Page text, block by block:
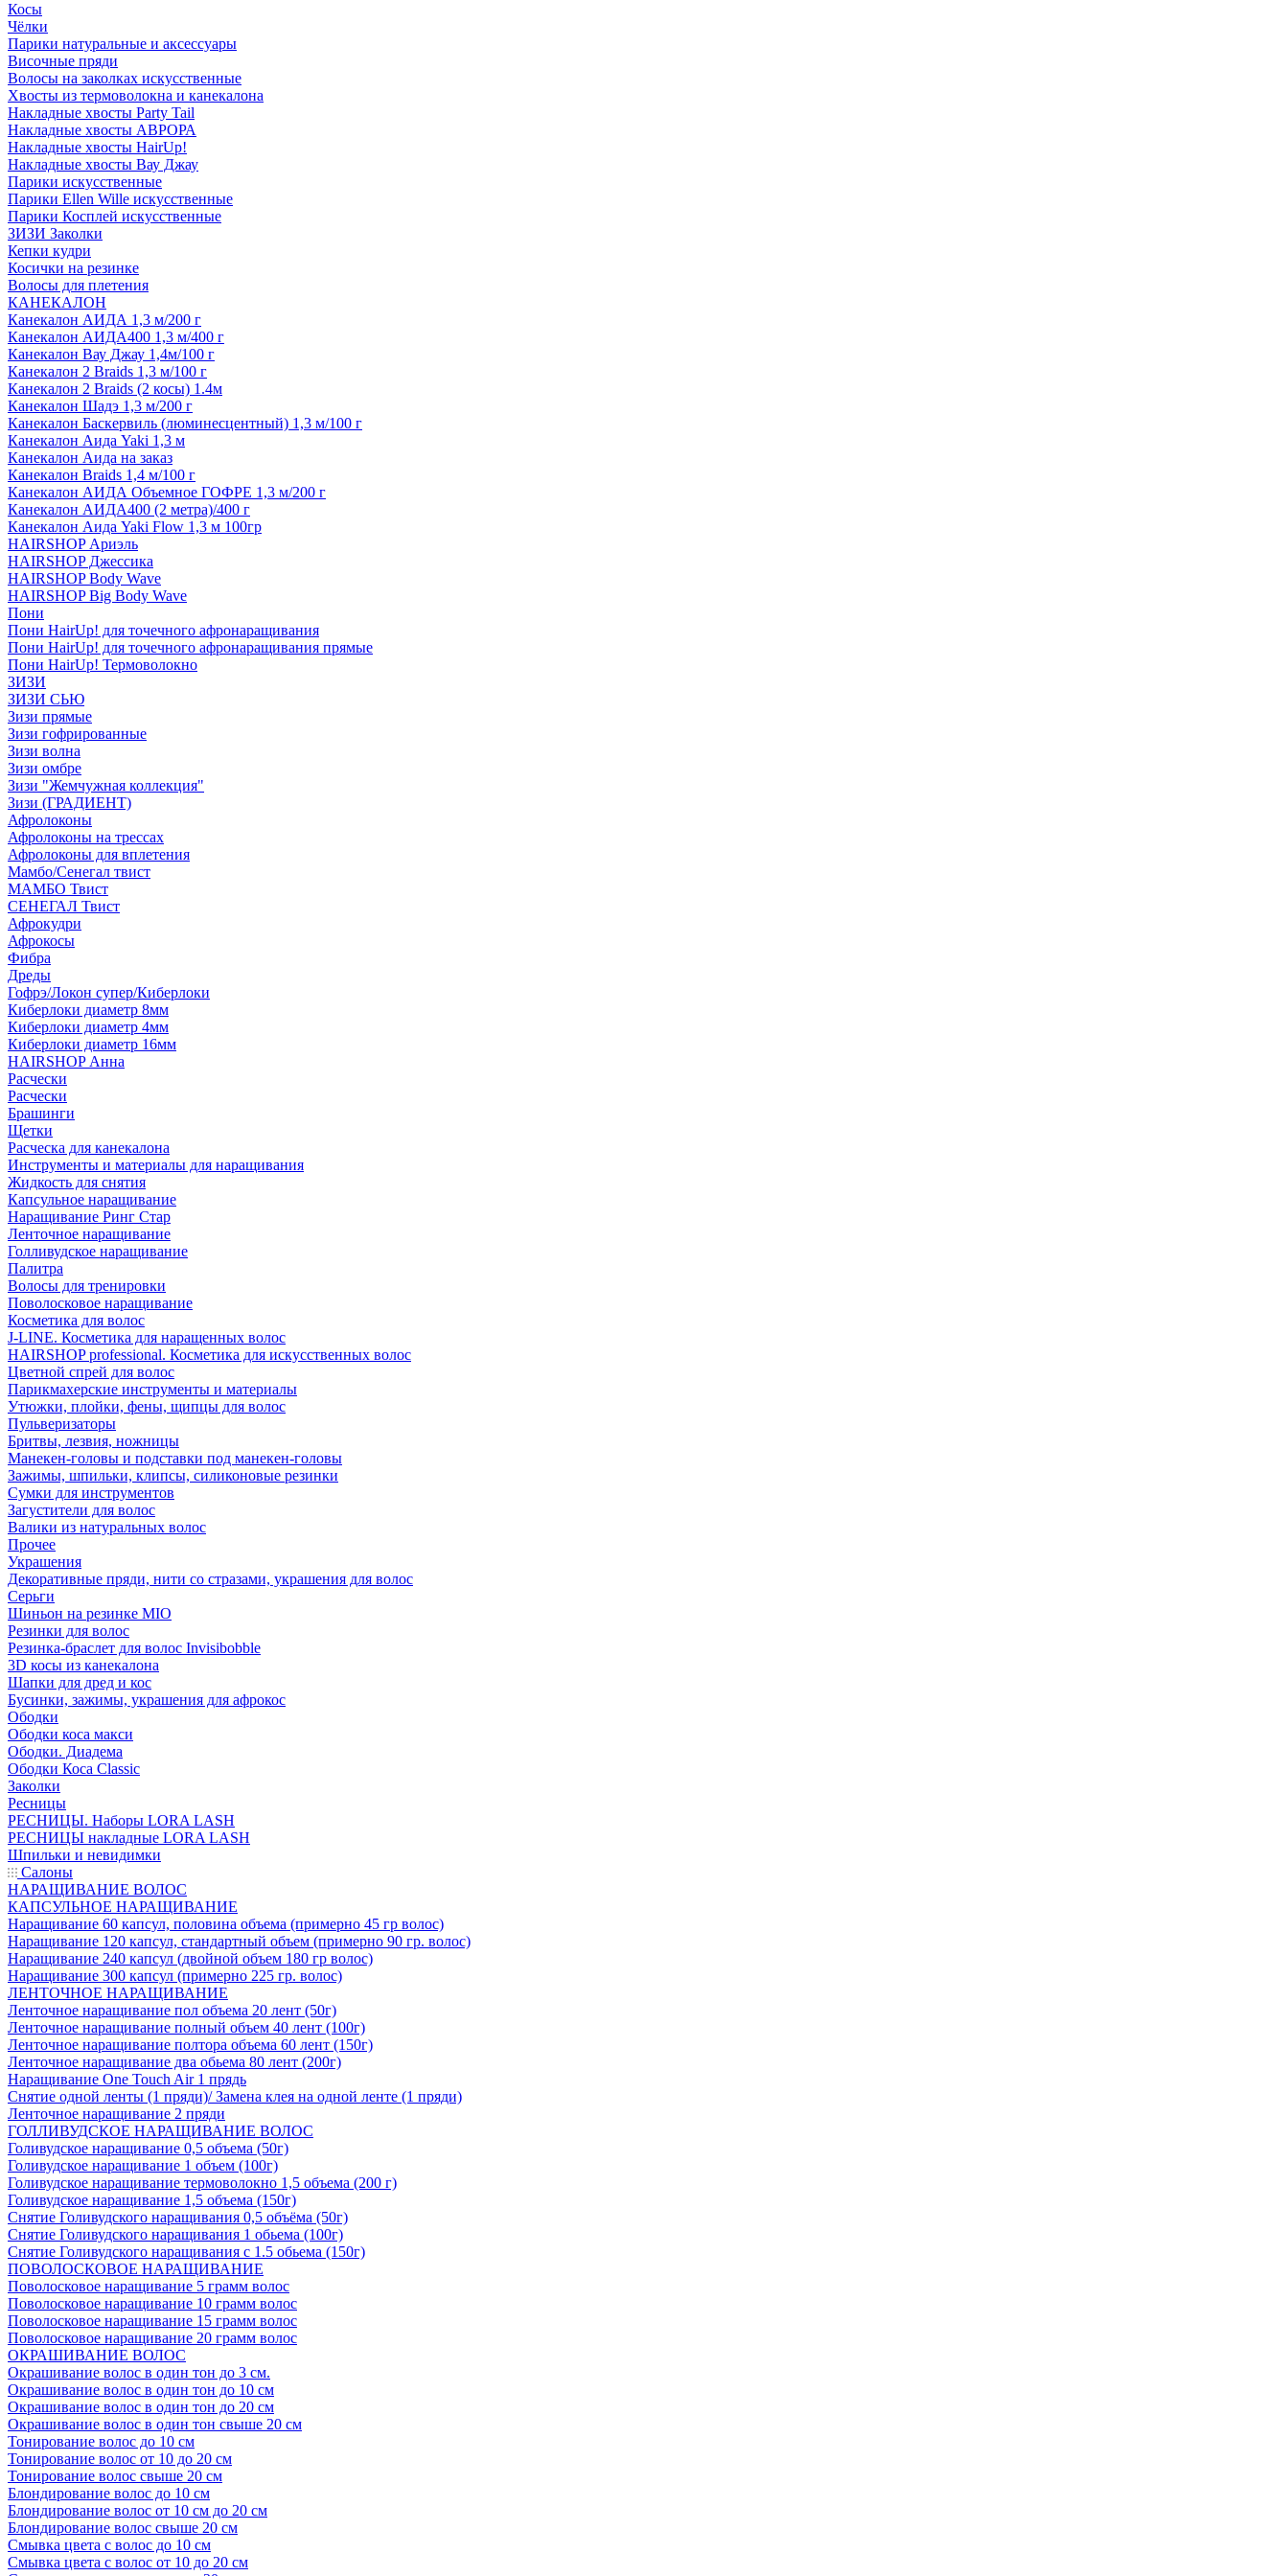
Косы
Чёлки
Парики натуральные и аксессуары
Височные пряди
Волосы на заколках искусственные
Хвосты из термоволокна и канекалона
Накладные хвосты Party Tail
Накладные хвосты АВРОРА
Накладные хвосты HairUp!
Накладные хвосты Вау Джау
Парики искусственные
Парики Ellen Wille искусственные
Парики Косплей искусственные
ЗИЗИ Заколки
Кепки кудри
Косички на резинке
Волосы для плетения
КАНЕКАЛОН
Канекалон АИДА 1,3 м/200 г
Канекалон АИДА400 1,3 м/400 г
Канекалон Вау Джау 1,4м/100 г
Канекалон 2 Braids 1,3 м/100 г
Канекалон 2 Braids (2 косы) 1.4м
Канекалон Шадэ 1,3 м/200 г
Канекалон Баскервиль (люминесцентный) 1,3 м/100 г
Канекалон Аида Yaki 1,3 м
Канекалон Аида на заказ
Канекалон Braids 1,4 м/100 г
Канекалон АИДА Объемное ГОФРЕ 1,3 м/200 г
Канекалон АИДА400 (2 метра)/400 г
Канекалон Аида Yaki Flow 1,3 м 100гр
HAIRSHOP Ариэль
HAIRSHOP Джессика
HAIRSHOP Body Wave
HAIRSHOP Big Body Wave
Пони
Пони HairUp! для точечного афронаращивания
Пони HairUp! для точечного афронаращивания прямые
Пони HairUp! Термоволокно
ЗИЗИ
ЗИЗИ СЬЮ
Зизи прямые
Зизи гофрированные
Зизи волна
Зизи омбре
Зизи "Жемчужная коллекция"
Зизи (ГРАДИЕНТ)
Афролоконы
Афролоконы на трессах
Афролоконы для вплетения
Мамбо/Сенегал твист
МАМБО Твист
СЕНЕГАЛ Твист
Афрокудри
Афрокосы
Фибра
Дреды
Гофрэ/Локон супер/Киберлоки
Киберлоки диаметр 8мм
Киберлоки диаметр 4мм
Киберлоки диаметр 16мм
HAIRSHOP Анна
Расчески
Расчески
Брашинги
Щетки
Расческа для канекалона
Инструменты и материалы для наращивания
Жидкость для снятия
Капсульное наращивание
Наращивание Ринг Стар
Ленточное наращивание
Голливудское наращивание
Палитра
Волосы для тренировки
Поволосковое наращивание
Косметика для волос
J-LINE. Косметика для наращенных волос
HAIRSHOP professional. Косметика для искусственных волос
Цветной спрей для волос
Парикмахерские инструменты и материалы
Утюжки, плойки, фены, щипцы для волос
Пульверизаторы
Бритвы, лезвия, ножницы
Манекен-головы и подставки под манекен-головы
Зажимы, шпильки, клипсы, силиконовые резинки
Сумки для инструментов
Загустители для волос
Валики из натуральных волос
Прочее
Украшения
Декоративные пряди, нити со стразами, украшения для волос
Серьги
Шиньон на резинке MIO
Резинки для волос
Резинка-браслет для волос Invisibobble
3D косы из канекалона
Шапки для дред и кос
Бусинки, зажимы, украшения для афрокос
Ободки
Ободки коса макси
Ободки. Диадема
Ободки Коса Classic
Заколки
Ресницы
РЕСНИЦЫ. Наборы LORA LASH
РЕСНИЦЫ накладные LORA LASH
Шпильки и невидимки
Салоны
НАРАЩИВАНИЕ ВОЛОС
КАПСУЛЬНОЕ НАРАЩИВАНИЕ
Наращивание 60 капсул, половина объема (примерно 45 гр волос)
Наращивание 120 капсул, стандартный объем (примерно 90 гр. волос)
Наращивание 240 капсул (двойной объем 180 гр волос)
Наращивание 300 капсул (примерно 225 гр. волос)
ЛЕНТОЧНОЕ НАРАЩИВАНИЕ
Ленточное наращивание пол объема 20 лент (50г)
Ленточное наращивание полный объем 40 лент (100г)
Ленточное наращивание полтора объема 60 лент (150г)
Ленточное наращивание два обьема 80 лент (200г)
Наращивание One Touch Air 1 прядь
Снятие одной ленты (1 пряди)/ Замена клея на одной ленте (1 пряди)
Ленточное наращивание 2 пряди
ГОЛЛИВУДСКОЕ НАРАЩИВАНИЕ ВОЛОС
Голивудское наращивание 0,5 объема (50г)
Голивудское наращивание 1 объем (100г)
Голивудское наращивание термоволокно 1,5 объема (200 г)
Голивудское наращивание 1,5 объема (150г)
Снятие Голивудского наращивания 0,5 объёма (50г)
Снятие Голивудского наращивания 1 обьема (100г)
Снятие Голивудского наращивания с 1.5 обьема (150г)
ПОВОЛОСКОВОЕ НАРАЩИВАНИЕ
Поволосковое наращивание 5 грамм волос
Поволосковое наращивание 10 грамм волос
Поволосковое наращивание 15 грамм волос
Поволосковое наращивание 20 грамм волос
ОКРАШИВАНИЕ ВОЛОС
Окрашивание волос в один тон до 3 см.
Окрашивание волос в один тон до 10 см
Окрашивание волос в один тон до 20 см
Окрашивание волос в один тон свыше 20 см
Тонирование волос до 10 см
Тонирование волос от 10 до 20 см
Тонирование волос свыше 20 см
Блондирование волос до 10 см
Блондирование волос от 10 см до 20 см
Блондирование волос свыше 20 см
Смывка цвета с волос до 10 см
Смывка цвета с волос от 10 до 20 см